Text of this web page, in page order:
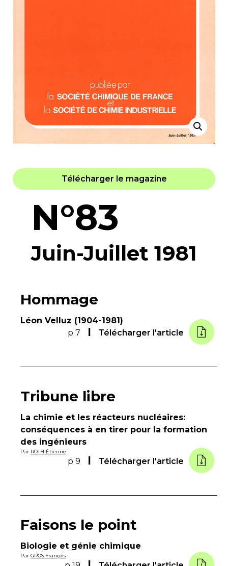
Télécharger le magazine
N°83
Juin-Juillet 1981
Hommage
Léon Velluz (1904-1981)
p 7
Télécharger l'article
Tribune libre
La chimie et les réacteurs nucléaires:
conséquences à en tirer pour la formation
des ingénieurs
Par ROTH Étienne
p 9 Télécharger l'article
Faisons le point
Biologie et génie chimique
Par GROS François